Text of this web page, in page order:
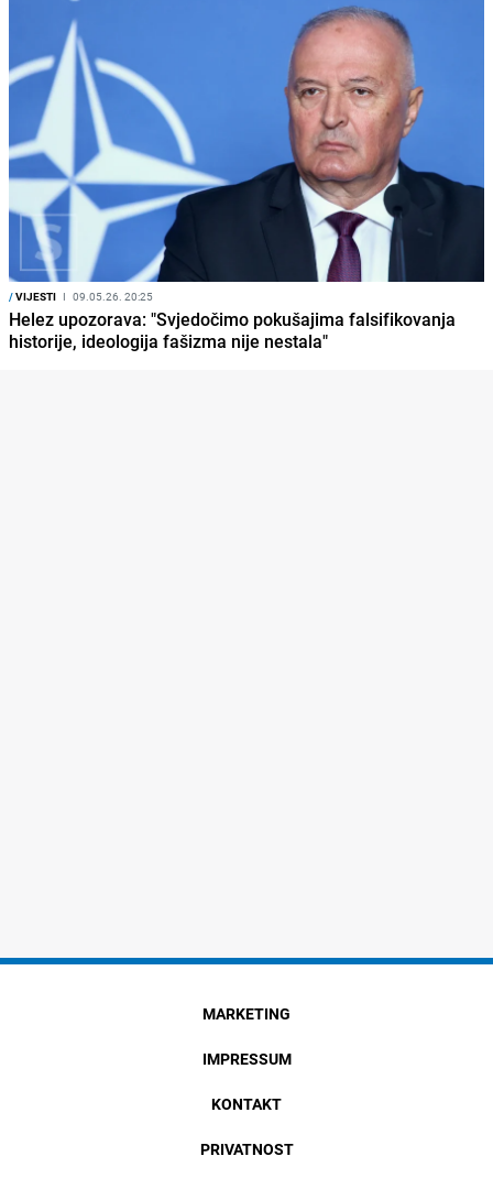
/VIJESTI I 09.05.26. 20:25
Helez upozorava: "Svjedočimo pokušajima falsifikovanja
historije, ideologija fašizma nije nestala"
MARKETING
IMPRESSUM
KONTAKT
PRIVATNOST